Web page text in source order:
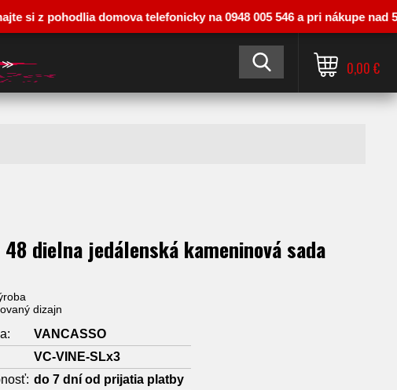
≫ 0,00 €
48 dielna jedálenská kameninová sada
dizajn
VANCASSO
VC-VINE-SLx3
do 7 dní od prijatia platby
si z pohodlia domova telefonicky na 0948 005 546 a pri nákupe nad